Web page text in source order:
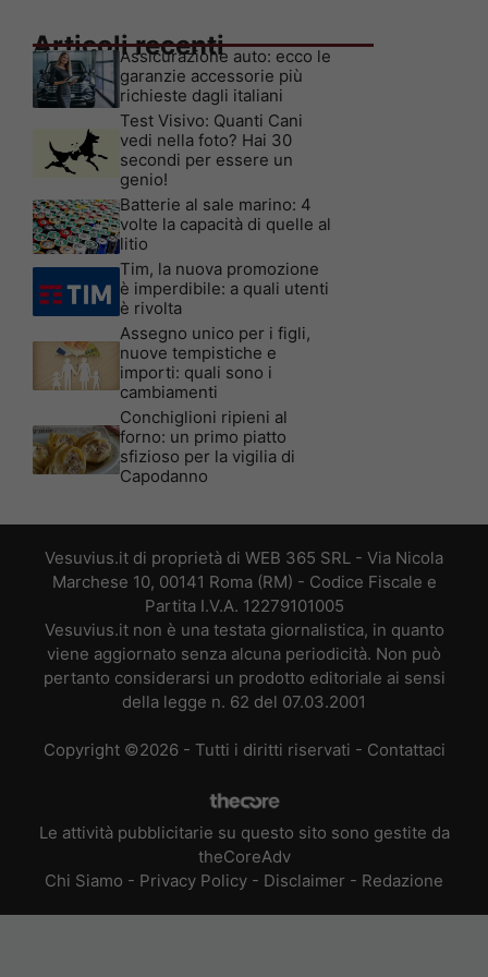
Articoli recenti
Assicurazione auto: ecco le
garanzie accessorie più
richieste dagli italiani
Test Visivo: Quanti Cani
vedi nella foto? Hai 30
secondi per essere un
genio!
Batterie al sale marino: 4
volte la capacità di quelle al
litio
Tim, la nuova promozione
è imperdibile: a quali utenti
è rivolta
Assegno unico per i figli,
nuove tempistiche e
importi: quali sono i
cambiamenti
Conchiglioni ripieni al
forno: un primo piatto
sfizioso per la vigilia di
Capodanno
Vesuvius.it di proprietà di WEB 365 SRL - Via Nicola
Marchese 10, 00141 Roma (RM) - Codice Fiscale e
Partita I.V.A. 12279101005
Vesuvius.it non è una testata giornalistica, in quanto
viene aggiornato senza alcuna periodicità. Non può
pertanto considerarsi un prodotto editoriale ai sensi
della legge n. 62 del 07.03.2001
Copyright ©2026 - Tutti i diritti riservati - Contattaci
Le attività pubblicitarie su questo sito sono gestite da
theCoreAdv
Chi Siamo - Privacy Policy - Disclaimer - Redazione